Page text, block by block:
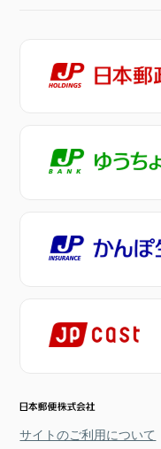
サイトのご利用について